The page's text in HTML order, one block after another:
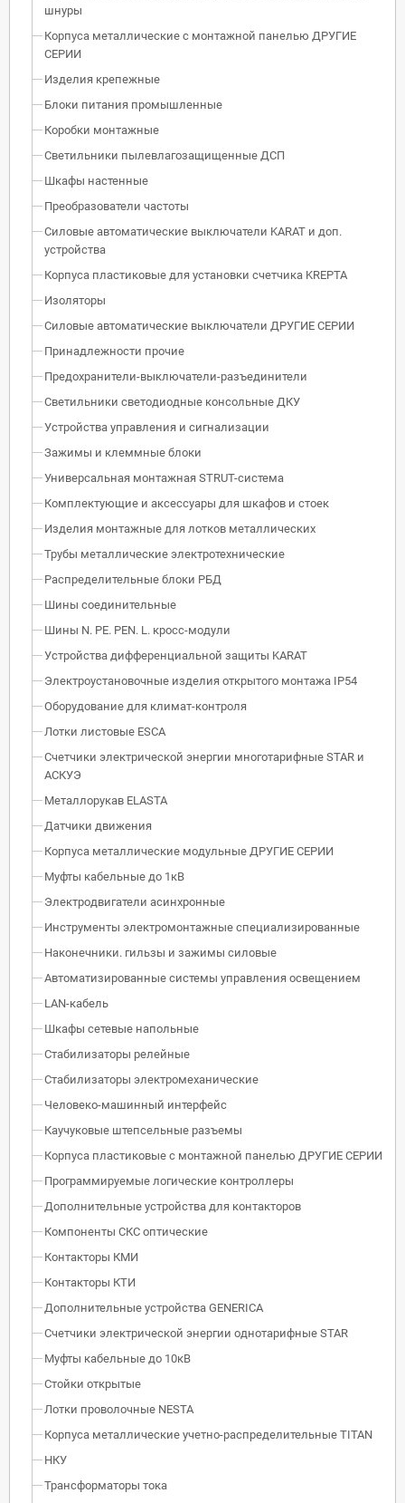
шнуры
Корпуса металлические с монтажной панелью ДРУГИЕ
СЕРИИ
Изделия крепежные
Блоки питания промышленные
Коробки монтажные
Светильники пылевлагозащищенные ДСП
Шкафы настенные
Преобразователи частоты
Силовые автоматические выключатели KARAT и доп.
устройства
Корпуса пластиковые для установки счетчика KREPTA
Изоляторы
Силовые автоматические выключатели ДРУГИЕ СЕРИИ
Принадлежности прочие
Предохранители-выключатели-разъединители
Светильники светодиодные консольные ДКУ
Устройства управления и сигнализации
Зажимы и клеммные блоки
Универсальная монтажная STRUT-система
Комплектующие и аксессуары для шкафов и стоек
Изделия монтажные для лотков металлических
Трубы металлические электротехнические
Распределительные блоки РБД
Шины соединительные
Шины N. PE. PEN. L. кросс-модули
Устройства дифференциальной защиты KARAT
Электроустановочные изделия открытого монтажа IP54
Оборудование для климат-контроля
Лотки листовые ESCA
Счетчики электрической энергии многотарифные STAR и
АСКУЭ
Металлорукав ELASTA
Датчики движения
Корпуса металлические модульные ДРУГИЕ СЕРИИ
Муфты кабельные до 1кВ
Электродвигатели асинхронные
Инструменты электромонтажные специализированные
Наконечники. гильзы и зажимы силовые
Автоматизированные системы управления освещением
LAN-кабель
Шкафы сетевые напольные
Стабилизаторы релейные
Стабилизаторы электромеханические
Человеко-машинный интерфейс
Каучуковые штепсельные разъемы
Корпуса пластиковые с монтажной панелью ДРУГИЕ СЕРИИ
Программируемые логические контроллеры
Дополнительные устройства для контакторов
Компоненты СКС оптические
Контакторы КМИ
Контакторы КТИ
Дополнительные устройства GENERICA
Счетчики электрической энергии однотарифные STAR
Муфты кабельные до 10кВ
Стойки открытые
Лотки проволочные NESTA
Корпуса металлические учетно-распределительные TITAN
НКУ
Трансформаторы тока